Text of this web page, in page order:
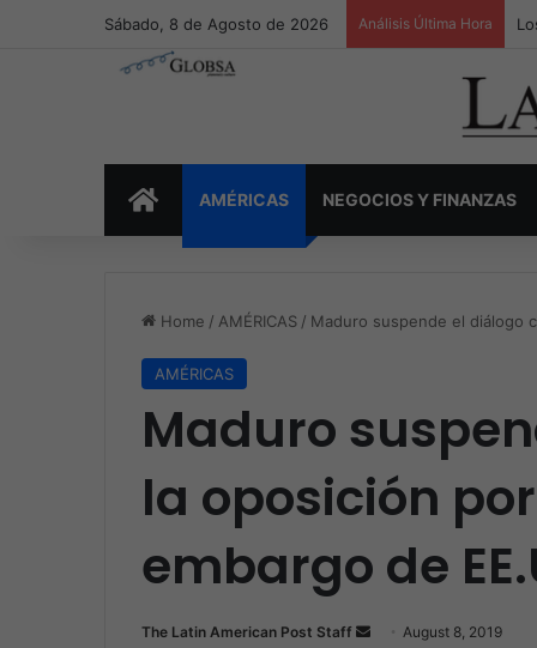
Sábado, 8 de Agosto de 2026 Análisis Última Hora
INICIOAMÉRICAS NEGOCIOS Y FINANZAS
Home / AMÉRICAS / Maduro suspende el diálogo
AMÉRICAS
Maduro
la oposición
embargo de
The Latin American Post Staff August 8, 2019